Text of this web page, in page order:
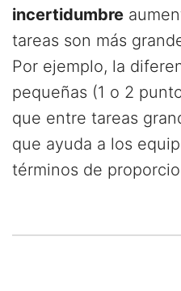
incertidumbre
tareas son más
Por ejemplo, la
pequeñas (1 o 2
que entre tareas
que ayuda a los
términos de